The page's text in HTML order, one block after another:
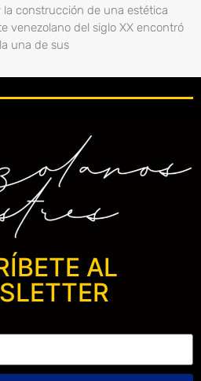
la construcción de una estética
venezolano del siglo XX encontró
una de sus
AL